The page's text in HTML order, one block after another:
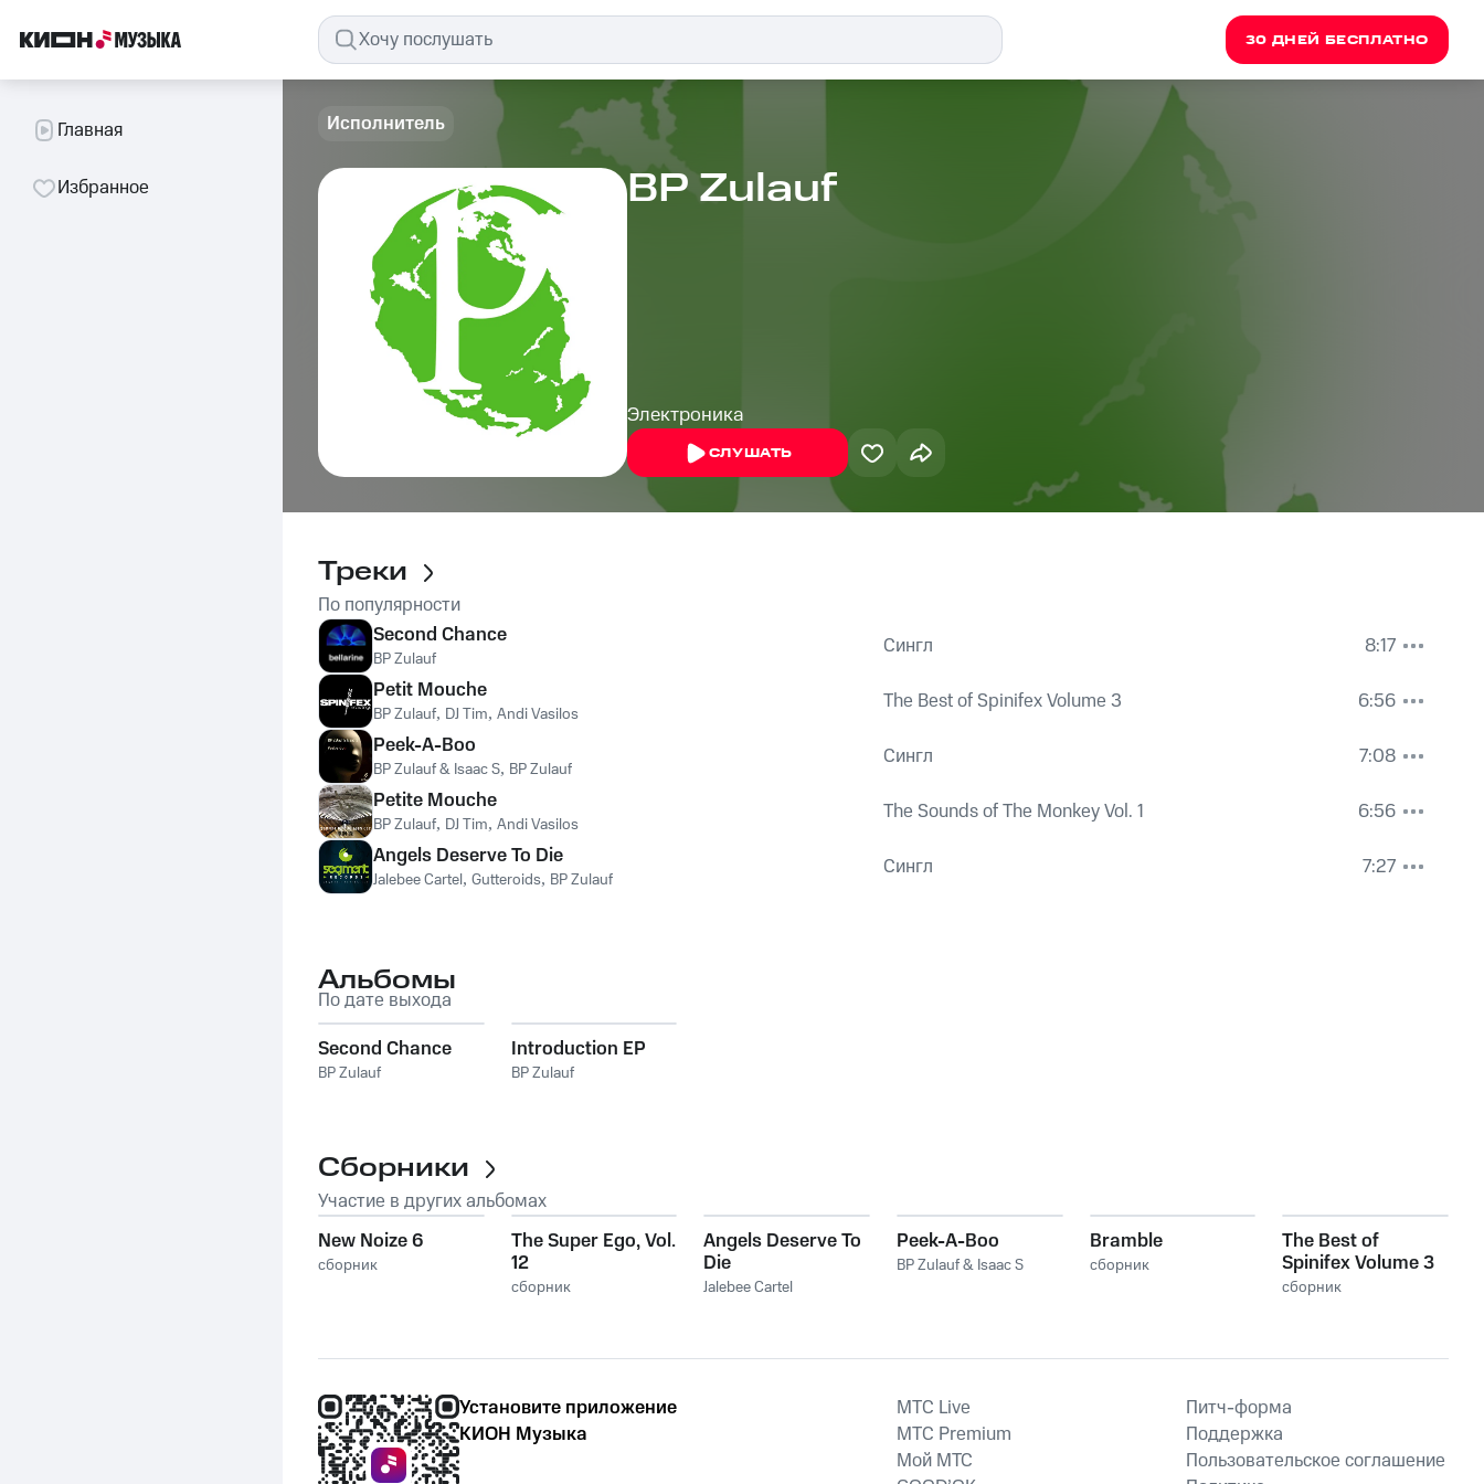
30 ДНЕЙ БЕСПЛАТНО
Главная
Избранное
Исполнитель
BP Zulauf
Электроника
СЛУШАТЬ
Треки
По популярности
Second Chance
BP Zulauf Сингл
8:17
Petit Mouche
BP Zulauf, DJ Tim, Andi Vasilos The Best of Spinifex Volume 3
6:56
Peek-A-Boo
BP Zulauf & Isaac S, BP Zulauf Сингл
7:08
Petite Mouche
BP Zulauf, DJ Tim, Andi Vasilos The Sounds of The Monkey Vol. 1
6:56
Angels Deserve To Die
Jalebee Cartel, Gutteroids, BP Zulauf Сингл 7:27
Альбомы
По дате выхода
Second Chance
BP Zulauf
Introduction EP
BP Zulauf
Сборники
Участие в других альбомах
New Noize 6
сборник
The Super Ego, Vol.
12
сборник
Angels Deserve To
Die
Jalebee Cartel
Peek-A-Boo
BP Zulauf & Isaac S
Bramble
сборник
The Best of
Spinifex Volume 3
сборник
Установите приложение
КИОН Музыка
MTС Live
MTС Premium
Мой МТС
Питч-форма
Поддержка
Пользовательское соглашение